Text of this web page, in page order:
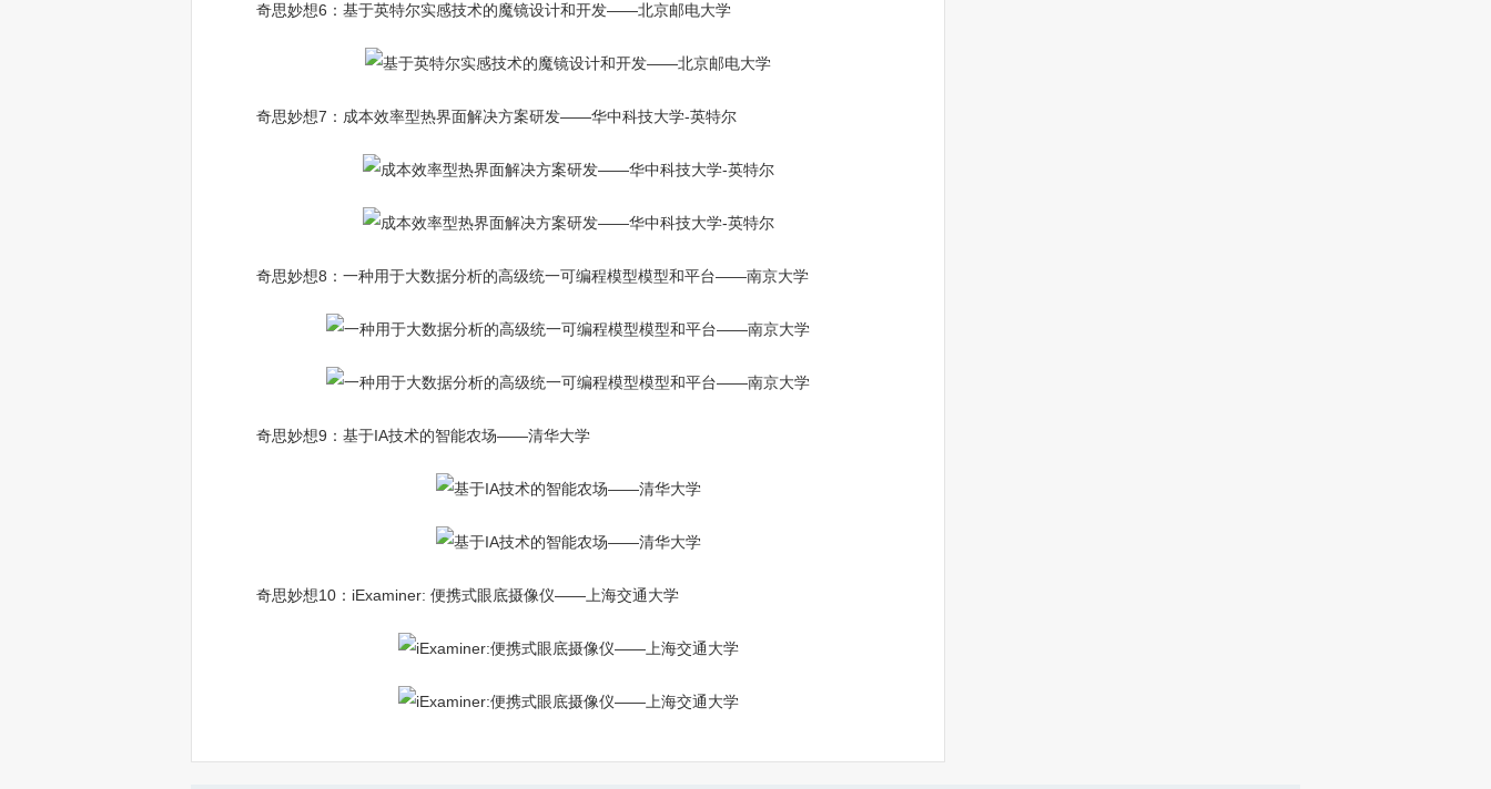
奇思妙想6：基于英特尔实感技术的魔镜设计和开发——北京邮电大学
奇思妙想7：成本效率型热界面解决方案研发——华中科技大学-英特尔
奇思妙想8：一种用于大数据分析的高级统一可编程模型模型和平台——南京大学
奇思妙想9：基于IA技术的智能农场——清华大学
奇思妙想10：iExaminer: 便携式眼底摄像仪——上海交通大学